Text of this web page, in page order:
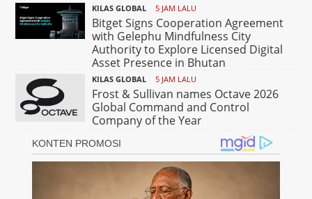
KILAS GLOBAL 5 JAM LALU
Bitget Signs Cooperation Agreement
with Gelephu Mindfulness City
Authority to Explore Licensed Digital
Asset Presence in Bhutan
KILAS GLOBAL 5 JAM LALU
Frost & Sullivan names Octave 2026
Global Command and Control
Company of the Year